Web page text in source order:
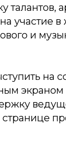
талантов,
участие в
и
на
экраном